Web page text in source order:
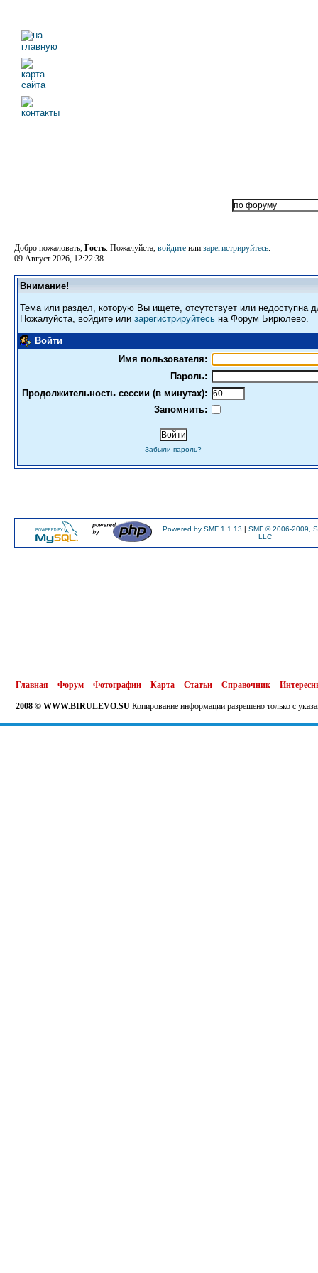
Добро пожаловать, Гость. Пожалуйста, войдите или зарегистрируйтесь.
09 Август 2026, 12:22:38
Внимание!
Тема или раздел, которую Вы ищете, отсутствует или недоступна
Пожалуйста, войдите или зарегистрируйтесь на Форум Бирюлево.
Войти
Имя пользователя:
Пароль:
Продолжительность сессии (в минутах):
Запомнить:
Забыли пароль?
Powered by SMF 1.1.13 | SMF © 2006-2009,
LLC
Главная Форум Фотографии Карта Статьи Справочник
2008 © WWW.BIRULEVO.SU Копирование информации разрешено только с